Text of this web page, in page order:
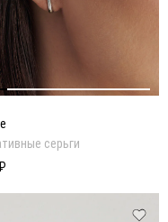
серьги